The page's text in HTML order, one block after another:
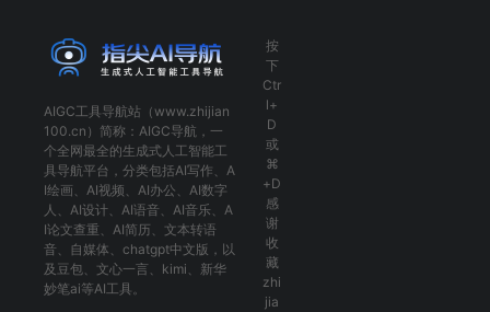
AIGC工具导航站（www.zhijian
100.cn）简称： AIGC导航 ，一
个全网最全的生成式人工智能工
具导航平台，分类包括AI写作 、 A
I绘画 、 AI视频 、 AI办公 、 AI数字
人 、 AI设计、 AI语音、 AI音乐、 A
I论文查重 、 AI简历 、 文本转语
音、 自媒体 、 chatgpt中文版 ，以
及 豆包、 文心一言 、 kimi 、 新华
妙笔ai等AI工具。
按
下
Ctr
l+
D
或
⌘
+D
感
谢
收
藏
zhi
jia